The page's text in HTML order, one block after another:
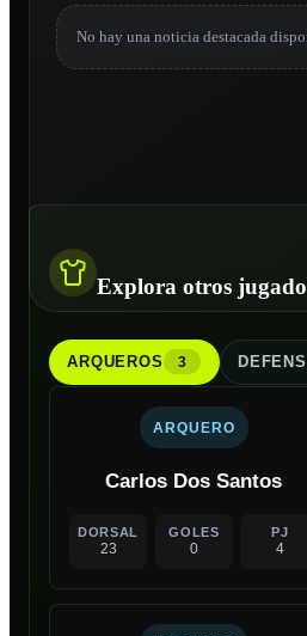
No hay una noticia destacada
Explora otros
ARQUEROS 3
ARQUERO
Carlos Dos Santos
DORSAL
23
GOLES
0
PJ
4